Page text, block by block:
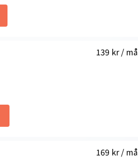
139 kr /
169 kr /